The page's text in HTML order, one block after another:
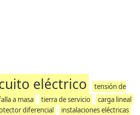
eléctrico
tensión de
a masa tierra de servicio
carga lineal
diferencial
instalaciones eléctricas